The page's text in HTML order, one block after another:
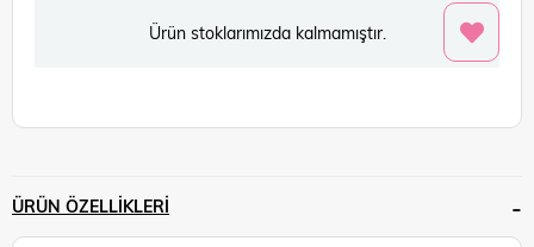
Ürün stoklarımızda kalmamıştır.
ÜRÜN ÖZELLIKLERI